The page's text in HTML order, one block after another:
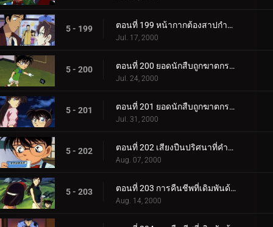
5 - 199 ตอนที่ 199 หน้ากากต้องสาปกำลังหัวเราะอย่างเลือดเย็น (ตอนพิเศษ ตอนจบ) ยอดนักสืบจิ๋วโคนัน เดอะซีร_.
Jul. 17, 2000
5 - 200 ตอนที่ 200 ยอดนักสืบถูกฆาตกรรม (ตอนแรก)
Jul. 24, 2000
5 - 201 ตอนที่ 201 ยอดนักสืบถูกฆาตกรรม (ตอนจบ)
Jul. 31, 2000
5 - 202 ตอนที่ 202 เสียงปืนปริศนาที่คำรามในความมืด
Aug. 07, 2000
5 - 203 ตอนที่ 203 การคืนชีพที่เดิมพันด้วยชีวิต (ขบวนการนักสืบในถ้ำ)
Aug. 14, 2000